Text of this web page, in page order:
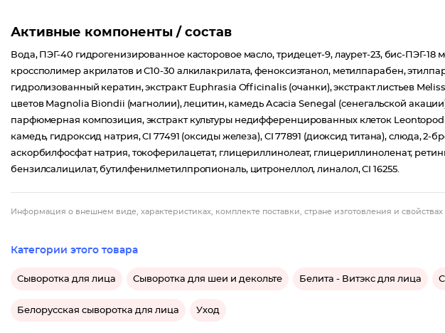
Активные компоненты / состав
Вода, ПЭГ-40 гидрогенизированное касторовое масло, тридецет-9, лаурет-23, бис-ПЭГ-
кроссполимер акрилатов и C10-30 алкилакрилата, феноксиэтанол, метилпарабен,
гидролизованный кератин, экстракт Euphrasia Officinalis (очанки), экстракт листьев
цветов Magnolia Biondii (магнолии), лецитин, камедь Acacia Senegal (сенегальской
парфюмерная композиция, экстракт культуры недифференцированных клеток
камедь, гидроксид натрия, CI 77491 (оксиды железа), CI 77891 (диоксид титана), слюда, 2-
аскорбилфосфат натрия, токоферилацетат, глицериллинолеат, глицериллиноленат,
бензилсалицилат, бутилфенилметилпропиональ, цитронеллол, линалол, CI 16255.
Информация о внешнем виде, характеристиках, комплекте поставки, стране изготовления и свойствах
Категории этого товара
Сыворотка для лица Сыворотка для шеи и декольте Белита - Витэкс для лица
Белорусская сыворотка для лица Уход